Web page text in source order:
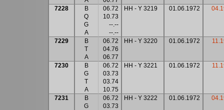
7228
B
Q
G
A
06.72
10.73
--.--
--.--
HH - Y 3219 01.06.1972
7229
B
T
A
06.72
04.76
06.77
HH - Y 3220 01.06.1972
7230
B
G
T
A
06.72
03.73
03.74
10.75
HH - Y 3221 01.06.1972
7231
B
G
06.72
03.73
HH - Y 3222 01.06.1972